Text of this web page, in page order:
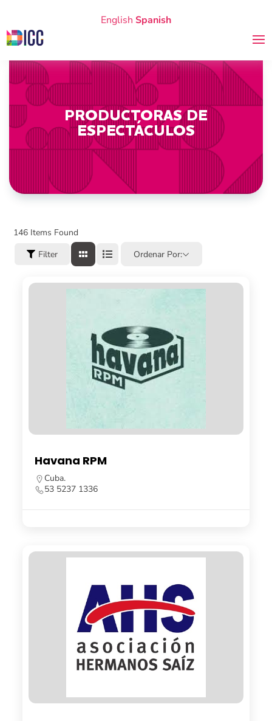
English Spanish
PRODUCTORAS DE
ESPECTÁCULOS
146 Items Found
Filter
Ordenar Por:
Havana RPM
Cuba.
53 5237 1336